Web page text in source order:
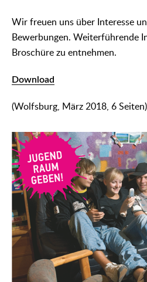
Wir freuen uns über Interesse
Bewerbungen. Weiterführende
Broschüre zu entnehmen.
Download
(Wolfsburg, März 2018, 6 Seiten)